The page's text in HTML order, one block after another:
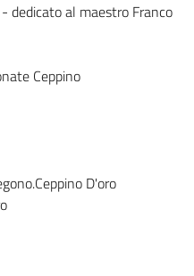
dedicato al maestro Franco
Ceppino
D'oro